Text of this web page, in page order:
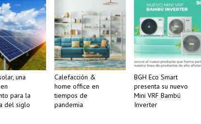
una
para la
del siglo
Calefacción &
home office en
tiempos de
pandemia
BGH Eco Smart
presenta su nuevo
Mini VRF Bambú
Inverter